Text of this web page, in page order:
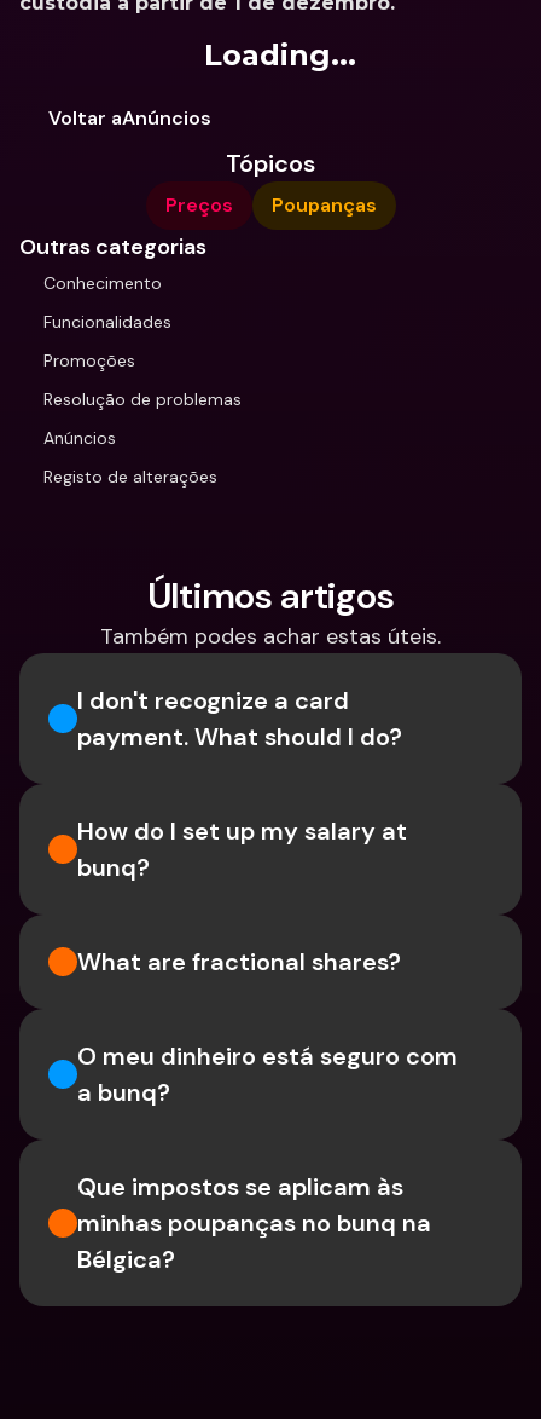
Loading...
Voltar aAnúncios
Tópicos
Preços Poupanças
Outras categorias
Conhecimento
Funcionalidades
Promoções
Resolução de problemas
Anúncios
Registo de alterações
Últimos artigos
Também podes achar estas úteis.
I don't recognize a card
payment. What should I do?
How do I set up my salary at
bunq?
What are fractional shares?
O meu dinheiro está seguro com
a bunq?
Que impostos se aplicam às
minhas poupanças no bunq na
Bélgica?